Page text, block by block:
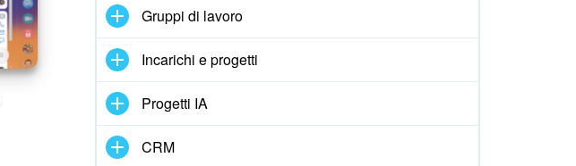
Gruppi di lavoro
Incarichi e progetti
Progetti IA
CRM